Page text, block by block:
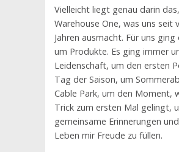
Vielleicht liegt genau darin
Warehouse One, was uns seit
Jahren ausmacht. Für uns ging
um Produkte. Es ging immer
Leidenschaft, um den ersten
Tag der Saison, um
Cable Park, um den Moment,
Trick zum ersten Mal gelingt,
gemeinsame Erinnerungen
Leben mir Freude zu füllen.